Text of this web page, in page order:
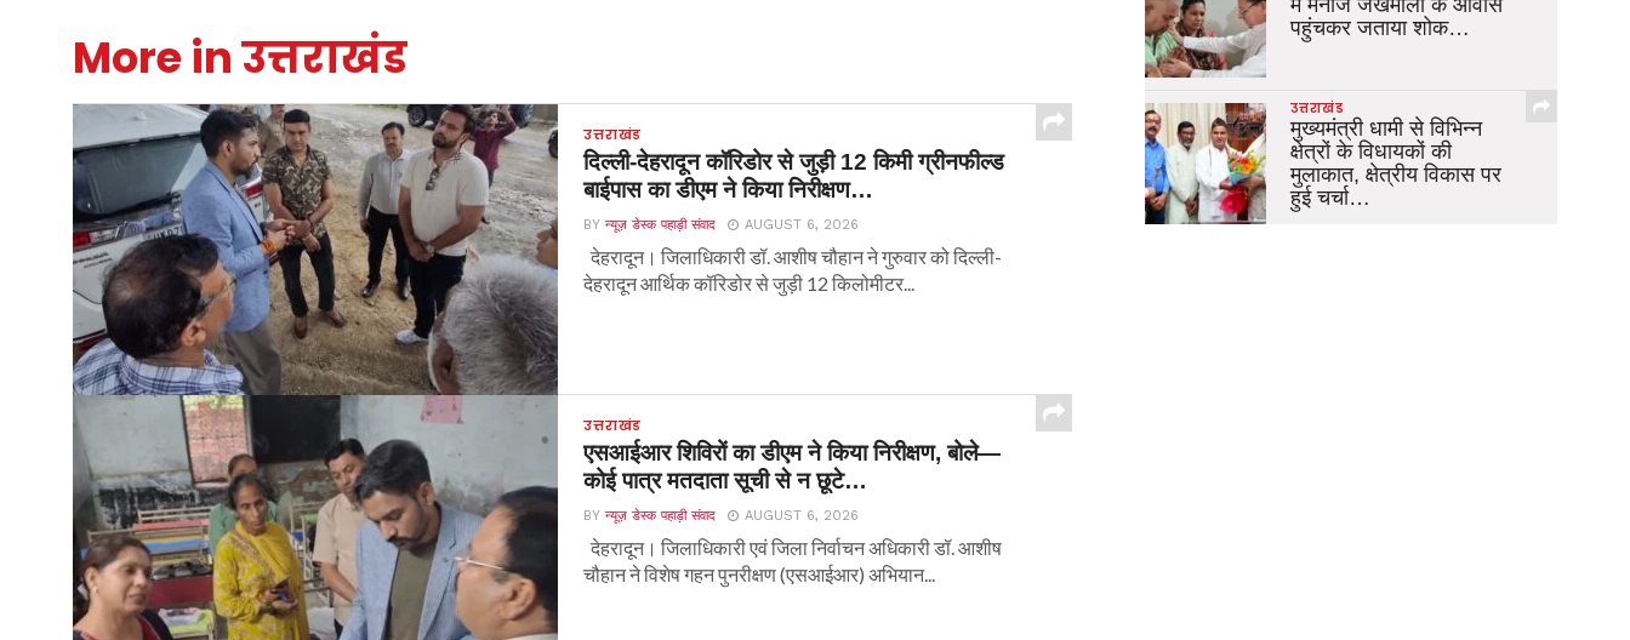
More in उत्तराखंड
उत्तराखंड
दिल्ली-देहरादून कॉरिडोर से जुड़ी 12 किमी ग्रीनफील्ड
बाईपास का डीएम ने किया निरीक्षण…
BYन्यूज़ डेस्क पहाड़ी संवाद AUGUST 6, 2026
देहरादून। जिलाधिकारी डॉ. आशीष चौहान ने गुरुवार को दिल्ली-
देहरादून आर्थिक कॉरिडोर से जुड़ी 12 किलोमीटर...
उत्तराखंड
एसआईआर शिविरों का डीएम ने किया निरीक्षण, बोले—
कोई पात्र मतदाता सूची से न छूटे…
BYन्यूज़ डेस्क पहाड़ी संवाद AUGUST 6, 2026
देहरादून। जिलाधिकारी एवं जिला निर्वाचन अधिकारी डॉ. आशीष
चौहान ने विशेष गहन पुनरीक्षण (एसआईआर) अभियान...
में मनोज जखमोला के आवास
पहुंचकर जताया शोक…
उत्तराखंड
मुख्यमंत्री धामी से विभिन्न
क्षेत्रों के विधायकों की
मुलाकात, क्षेत्रीय विकास पर
हुई चर्चा…